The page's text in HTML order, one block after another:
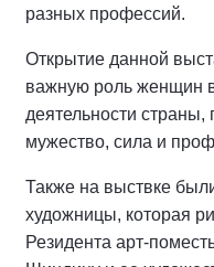
разных профессий.
Открытие данной
важную роль женщин
деятельности страны,
мужество, сила и
Также на выствке
художницы, которая
Резидента арт-